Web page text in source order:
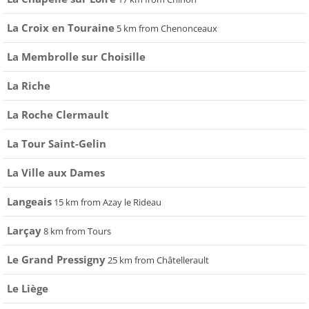
La Croix en Touraine 5 km from Chenonceaux
La Membrolle sur Choisille
La Riche
La Roche Clermault
La Tour Saint-Gelin
La Ville aux Dames
Langeais 15 km from Azay le Rideau
Larçay8 km from Tours
Le Grand Pressigny25 km from Châtellerault
Le Liège